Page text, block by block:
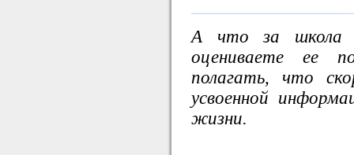
А что за школа
оцениваете ее
полагать, что
усвоенной
жизни.